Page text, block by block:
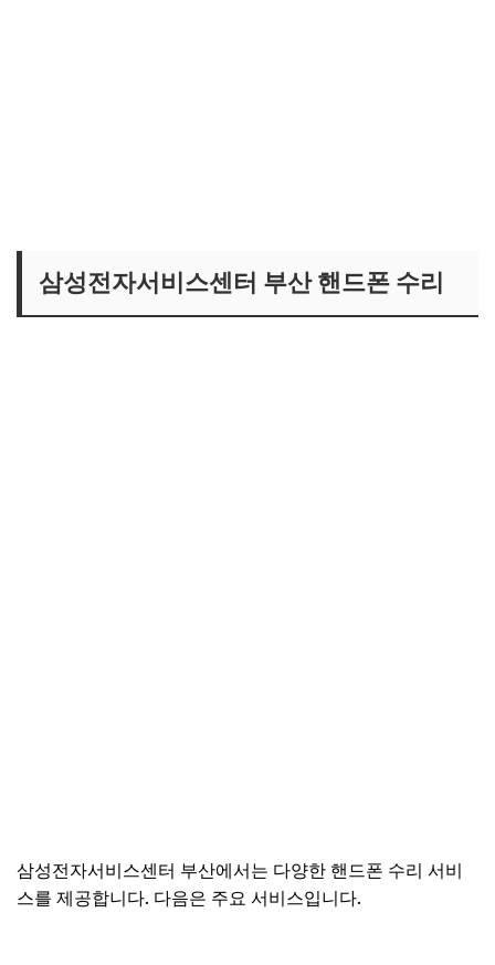
삼성전자서비스센터 부산 핸드폰 수리
삼성전자서비스센터 부산에서는 다양한 핸드폰 수리 서비
스를 제공합니다. 다음은 주요 서비스입니다.